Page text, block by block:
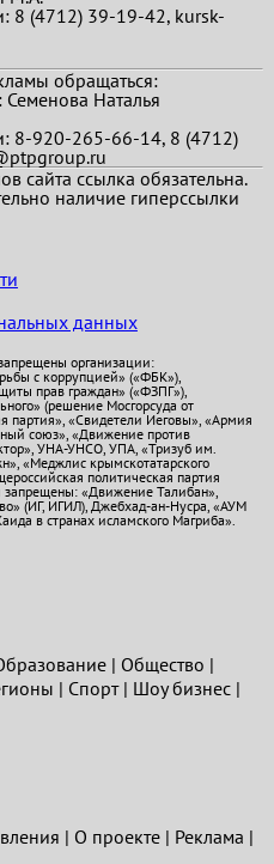
8 (4712) 39-19-42, kursk-
обращаться:
Наталья
8-920-265-66-14, 8 (4712)
сайта ссылка обязательна.
наличие гиперссылки
данных
организации:
с коррупцией» («ФБК»),
прав граждан» («ФЗПГ»),
(решение Мосгорсуда от
«Свидетели Иеговы», «Армия
союз», «Движение против
УНА-УНСО, УПА, «Тризуб им.
«Меджлис крымскотатарского
политическая партия
«Движение Талибан»,
(ИГ, ИГИЛ), Джебхад-ан-Нусра, «АУМ
в странах исламского Магриба».
| Общество |
| Спорт| Шоу бизнес|
| О проекте| Реклама |